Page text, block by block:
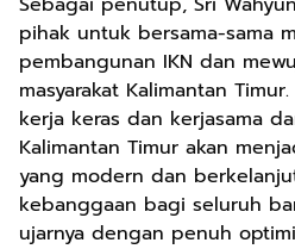
pihak untuk bersama-sama
pembangunan IKN dan
masyarakat Kalimantan
kerja keras dan kerjasama
Kalimantan Timur akan
yang modern dan
kebanggaan bagi seluruh
ujarnya dengan penuh